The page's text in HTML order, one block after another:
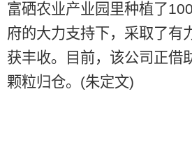
富硒农业产业园里种植了
府的大力支持下，采取了有
获丰收。目前，该公司正借
颗粒归仓。(朱定文)